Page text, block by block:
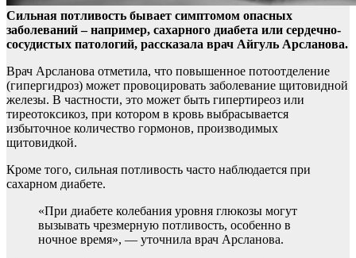
Сильная потливость бывает симптомом опасных
заболеваний – например, сахарного диабета или сердечно-
сосудистых патологий, рассказала врач Айгуль Арсланова.
Врач Арсланова отметила, что повышенное потоотделение
(гипергидроз) может провоцировать заболевание щитовидной
железы. В частности, это может быть гипертиреоз или
тиреотоксикоз, при котором в кровь выбрасывается
избыточное количество гормонов, производимых
щитовидкой.
Кроме того, сильная потливость часто наблюдается при
сахарном диабете.
«При диабете колебания уровня глюкозы могут
вызывать чрезмерную потливость, особенно в
ночное время», — уточнила врач Арсланова.